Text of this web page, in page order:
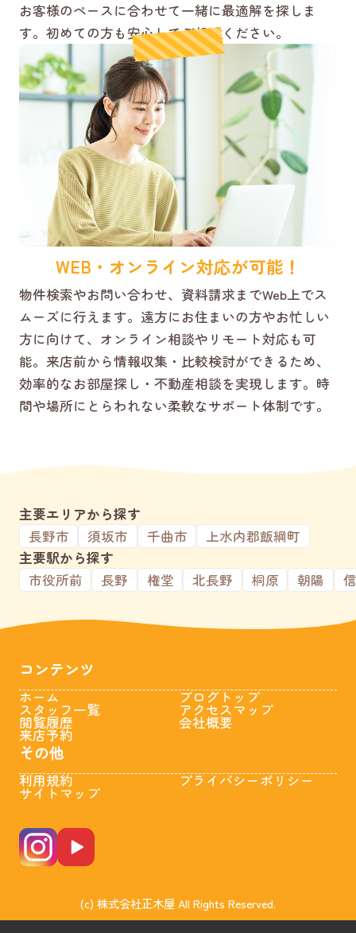
お客様のペースに合わせて一緒に最適解を探しま
す。初めての方も安心してご相談ください。
WEB・オンライン対応が可能！
物件検索やお問い合わせ、資料請求までWeb上でス
ムーズに行えます。遠方にお住まいの方やお忙しい
方に向けて、オンライン相談やリモート対応も可
能。来店前から情報収集・比較検討ができるため、
効率的なお部屋探し・不動産相談を実現します。時
間や場所にとらわれない柔軟なサポート体制です。
主要エリアから探す
長野市
須坂市 千曲市
上水内郡飯綱町
主要駅から探す
市役所前
長野 権堂 北長野 桐原 朝陽
コンテンツ
ホーム
スタッフ一覧
閲覧履歴
来店予約
ブログトップ
アクセスマップ
会社概要
その他
利用規約
サイトマップ
プライバシーポリシー
(c) 株式会社正木屋 All Rights Reserved.